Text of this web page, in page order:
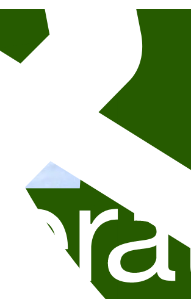
formidling, utveksling og debatt for de ulike